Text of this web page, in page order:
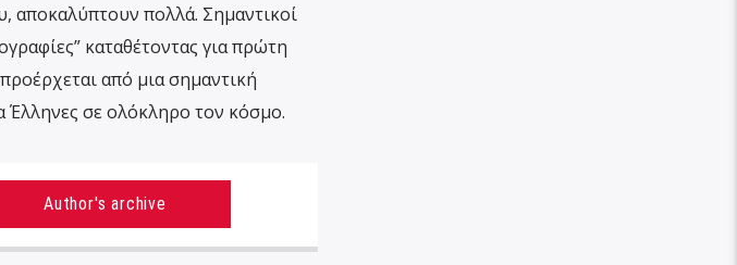
αποκαλύπτουν πολλά. Σημαντικοί
καταθέτοντας για πρώτη
από μια σημαντική
σε ολόκληρο τον κόσμο.
Author's archive